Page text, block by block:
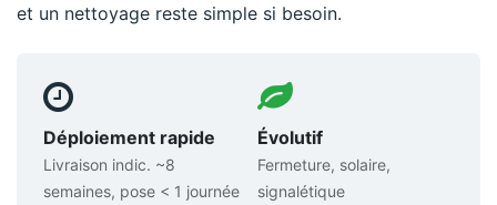
et un nettoyage reste simple si besoin.
Déploiement rapide
Livraison indic. ~8
semaines, pose < 1 journée
Évolutif
Fermeture, solaire,
signalétique